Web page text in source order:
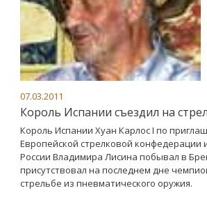
07.03.2011
Король Испании съездил на
Король Испании Хуан Карлос I по
Европейской стрелковой конфедерации
России Владимира Лисина побывал в
присутствовал на последнем дне
стрельбе из пневматического оружия.